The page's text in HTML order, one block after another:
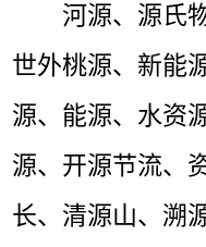
河源、源氏
世外桃源、新能
源、能源、水资
源、开源节流、
长、清源山、溯